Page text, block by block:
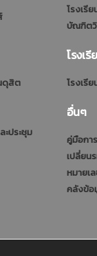
ดุสิต
ประชุม
โรงเรี
บัณฑิต
โรงเ
โรงเรี
อื่นๆ
คู่มือกา
เปลี่ยน
หมายเ
คลังข้อ